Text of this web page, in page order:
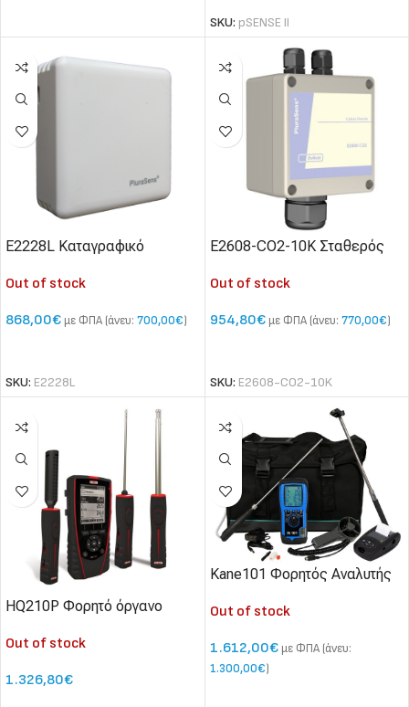
SKU: pSENSE II
E2228L Καταγραφικό
χώρου
Out of stock
868,00€ με ΦΠΑ (άνευ: 700,00€)
SKU: E2228L
E2608-CO2-10K Σταθερός
άνθρακα υψηλού εύρους
Out of stock
954,80€ με ΦΠΑ (άνευ: 770,00€)
SKU: E2608-CO2-10K
HQ210P Φορητό όργανο
CO2-θερμοκρασίας-
Out of stock
1.326,80€
Kane101 Φορητός Αναλυτής
RH, m/s, Bluetooth
Out of stock
1.612,00€ με ΦΠΑ (άνευ:
1.300,00€)